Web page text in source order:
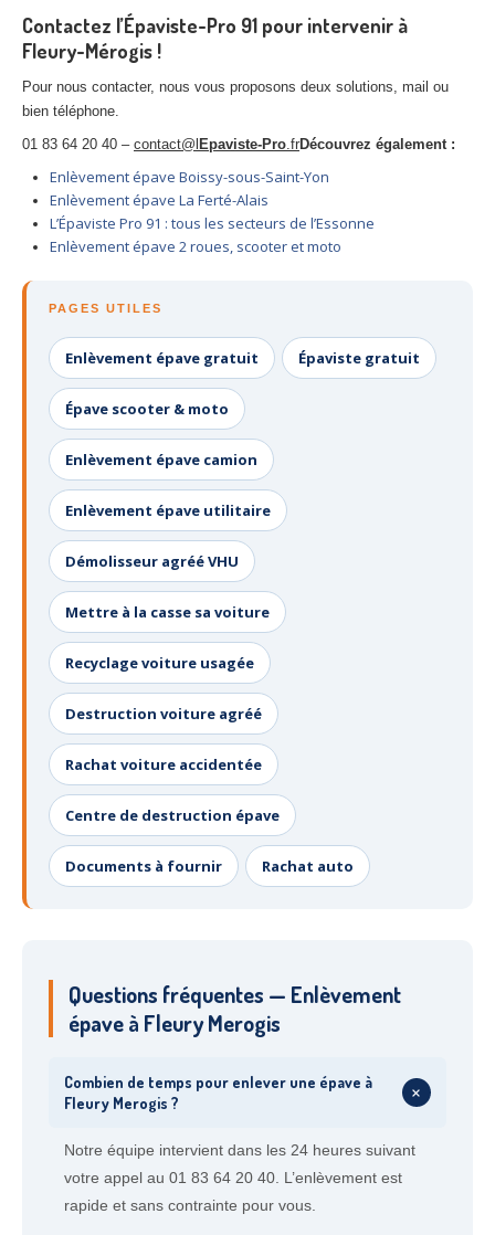
Contactez l’Épaviste-Pro 91 pour intervenir à
Fleury-Mérogis !
Pour nous contacter, nous vous proposons deux solutions, mail ou
bien téléphone.
01 83 64 20 40 – contact@l Epaviste-Pro.frDécouvrez également :
Enlèvement épave Boissy-sous-Saint-Yon
Enlèvement épave La Ferté-Alais
L’Épaviste Pro 91 : tous les secteurs de l’Essonne
Enlèvement épave 2 roues, scooter et moto
PAGES UTILES
Enlèvement épave gratuit Épaviste gratuit
Épave scooter & moto
Enlèvement épave camion
Enlèvement épave utilitaire
Démolisseur agréé VHU
Mettre à la casse sa voiture
Recyclage voiture usagée
Destruction voiture agréé
Rachat voiture accidentée
Centre de destruction épave
Documents à fournir Rachat auto
Questions fréquentes — Enlèvement
épave à Fleury Merogis
Combien de temps pour enlever une épave à
Fleury Merogis ?
+
Notre équipe intervient dans les 24 heures suivant
votre appel au 01 83 64 20 40. L’enlèvement est
rapide et sans contrainte pour vous.